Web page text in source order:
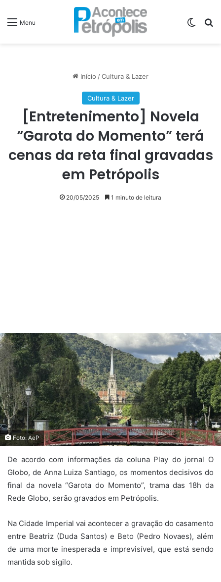
Menu
Início /Cultura & Lazer
Cultura & Lazer
[Entretenimento] Novela
“Garota do Momento” terá
cenas da reta final gravadas
em Petrópolis
20/05/2025 1 minuto de leitura
Foto: AeP
De acordo com informações da coluna Play do jornal O
Globo, de Anna Luiza Santiago, os momentos decisivos do
final da novela “Garota do Momento”, trama das 18h da
Rede Globo, serão gravados em Petrópolis.
Na Cidade Imperial vai acontecer a gravação do casamento
entre Beatriz (Duda Santos) e Beto (Pedro Novaes), além
de uma morte inesperada e imprevisível, que está sendo
mantida sob sigilo.